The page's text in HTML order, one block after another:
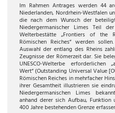
Im Rahmen Antrages werden 44
Niederlanden, Nordrhein-Westfalen
die nach dem Wunsch der
Niedergermanischer Limes Teil
Welterbestätte „Frontiers of the
Römischen Reiches“ werden
Auswahl der entlang des Rheins
Zeugnisse der Römerzeit dar. Sie
UNESCO-Welterbe erforderlichen
Wert“ (Outstanding Universal Value
Römischen Reiches in mehrfacher
ihrer Gesamtheit illustrieren sie
Niedergermanischen Limes
anhand derer sich Aufbau,
400 Jahre bestehenden Grenze